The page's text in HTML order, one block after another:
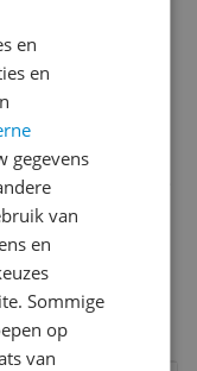
je mening
van je
het schrijven
en 10 minuten.
een betere
kans op
en
en
gegevens
van
en
Sommige
op
van